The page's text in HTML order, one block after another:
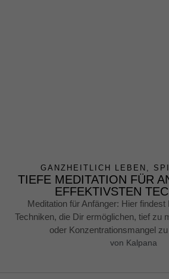
GANZHEITLICH LEBEN
TIEFE MEDITATION FÜR
EFFEKTIVSTEN
Meditation für Anfänger: Hier
Techniken, die Dir ermöglichen, tief zu
oder Konzentrationsmangel
von Kalpana